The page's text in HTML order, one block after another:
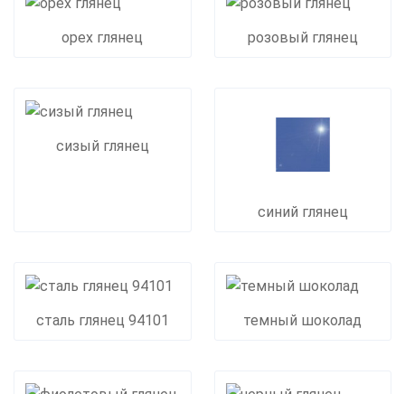
орех глянец розовый глянец
сизый глянец
синий глянец
сталь глянец 94101 темный шоколад